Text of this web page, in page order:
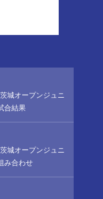
城オープンジュニ
合結果
城オープンジュニ
み合わせ